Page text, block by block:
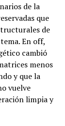
de la
que
de
En off,
cambió
menos
y que la
vuelve
limpia y